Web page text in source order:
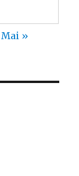
Mai »